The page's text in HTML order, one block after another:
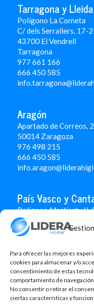
Para ofrecer las mejores
cookies para almacenar y/o
consentimiento de estas
comportamiento de
No consentir o retirar el
ciertas características y
Tarragona y Lleida
Polígono La Cometa
C/ dels Serrallers, 17-
43700 El Vendrell
Tarragona
977 661 166
666 450 585
Aragón
Apartado de Correos,
50014 Zaragoza
976 498 215
666 450 585
País Vasco y
Polígono Martiartu II.
48480 Arrigorriaga
Bizkaia
666 451 184
Linked In